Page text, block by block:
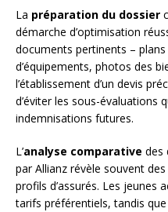
La préparation du dossier
démarche d’optimisation
documents pertinents –
d’équipements, photos des
l’établissement d’un devis
d’éviter les sous-évaluations
indemnisations futures.
L’analyse comparative des
par Allianz révèle souvent
profils d’assurés. Les jeunes
tarifs préférentiels, tandis